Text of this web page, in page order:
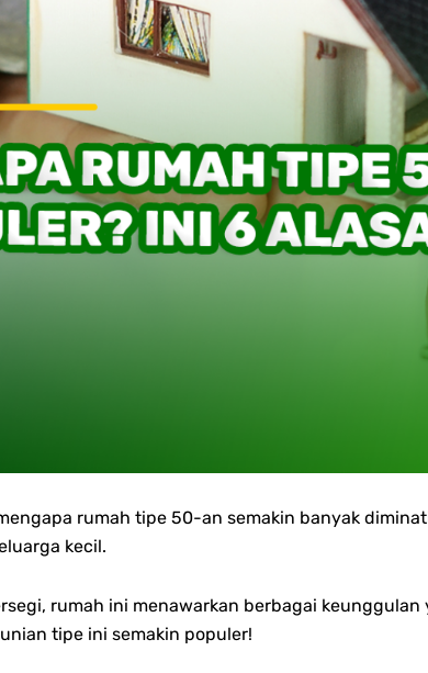
rumah tipe 50-an semakin banyak
kecil.
rumah ini menawarkan berbagai
tipe ini semakin populer!